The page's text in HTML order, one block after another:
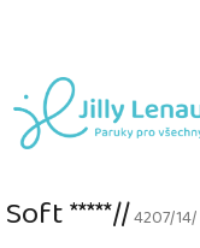
*****//4207/14/